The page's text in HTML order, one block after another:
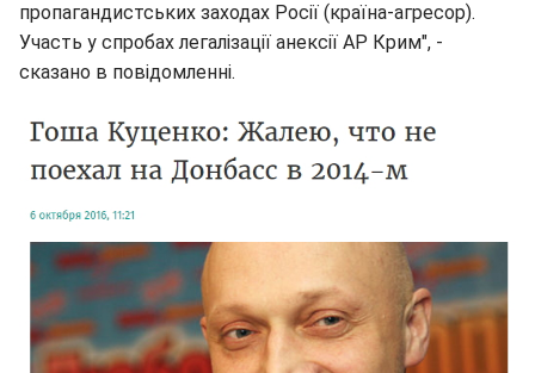
пропагандистських заходах Росії (країна-агресор).
Участь у спробах легалізації анексії АР Крим", -
сказано в повідомленні.